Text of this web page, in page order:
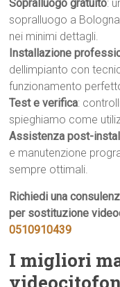
Sopralluogo gratuito:
sopralluogo a
nei minimi dettagli.
Installazione
dellimpianto con
funzionamento
Test e verifica:
spieghiamo come
Assistenza post-
e manutenzione
sempre ottimali.
Richiedi una
per sostituzione
0510910439
I migliori